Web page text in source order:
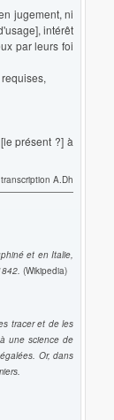
jugement, ni
intérêt
par leurs foi
présent ?] à
A.Dh
et en Italie,
(Wikipedia)
tracer et de les
une science de
Or, dans